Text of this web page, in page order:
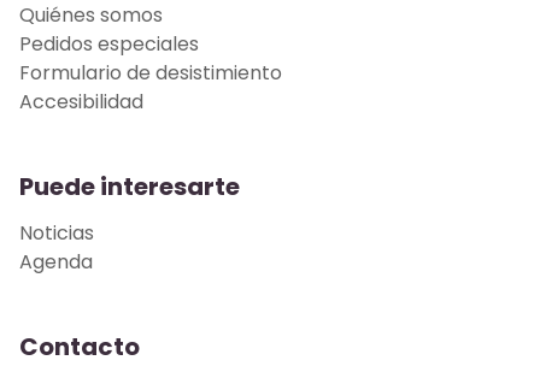
Quiénes somos
Pedidos especiales
Formulario de desistimiento
Accesibilidad
Puede interesarte
Noticias
Agenda
Contacto